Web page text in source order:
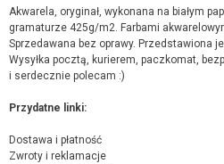
Akwarela, oryginał, wykonana na białym
gramaturze 425g/m2. Farbami
Sprzedawana bez oprawy. Przedstawiona
Wysyłka pocztą, kurierem, paczkomat,
i serdecznie polecam :)
Przydatne linki:
Dostawa i płatność
Zwroty i reklamacje